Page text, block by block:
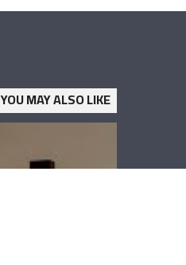
YOU MAY ALSO LIKE